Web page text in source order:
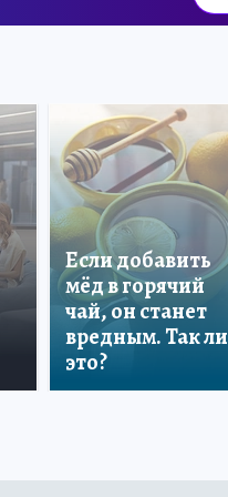
Если добавить
мёд в горячий
чай, он станет
вредным. Так ли
это?